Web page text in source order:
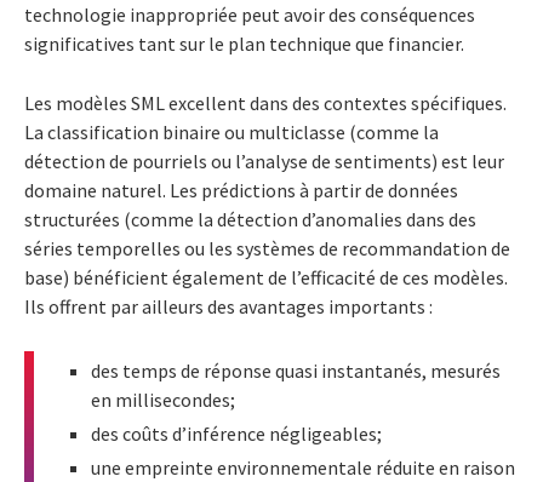
technologie inappropriée peut avoir des conséquences
significatives tant sur le plan technique que financier.
Les modèles SML excellent dans des contextes spécifiques.
La classification binaire ou multiclasse (comme la
détection de pourriels ou l’analyse de sentiments) est leur
domaine naturel. Les prédictions à partir de données
structurées (comme la détection d’anomalies dans des
séries temporelles ou les systèmes de recommandation de
base) bénéficient également de l’efficacité de ces modèles.
Ils offrent par ailleurs des avantages importants :
des temps de réponse quasi instantanés, mesurés
en millisecondes;
des coûts d’inférence négligeables;
une empreinte environnementale réduite en raison